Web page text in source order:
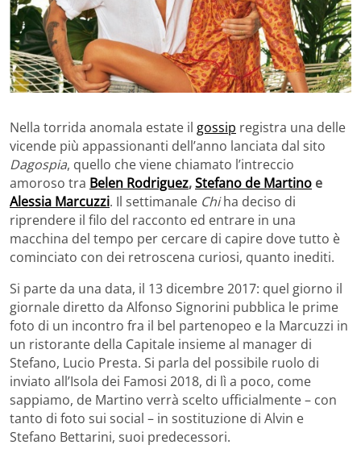
Nella torrida anomala estate il gossip registra una delle
vicende più appassionanti dell’anno lanciata dal sito
Dagospia, quello che viene chiamato l’intreccio
amoroso tra Belen Rodriguez,Stefano de Martino e
Alessia Marcuzzi. Il settimanale Chiha deciso di
riprendere il filo del racconto ed entrare in una
macchina del tempo per cercare di capire dove tutto è
cominciato con dei retroscena curiosi, quanto inediti.
Si parte da una data, il 13 dicembre 2017: quel giorno il
giornale diretto da Alfonso Signorini pubblica le prime
foto di un incontro fra il bel partenopeo e la Marcuzzi in
un ristorante della Capitale insieme al manager di
Stefano, Lucio Presta. Si parla del possibile ruolo di
inviato all’Isola dei Famosi 2018, di lì a poco, come
sappiamo, de Martino verrà scelto ufficialmente – con
tanto di foto sui social – in sostituzione di Alvin e
Stefano Bettarini, suoi predecessori.